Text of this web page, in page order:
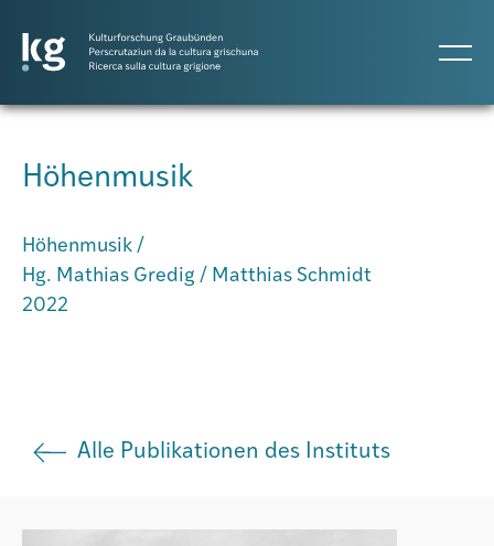
Projekte
Personen
Agenda
Höhenmusik
Höhenmusik /
Hg. Mathias Gredig / Matthias Schmidt
2022
Alle Publikationen des Instituts